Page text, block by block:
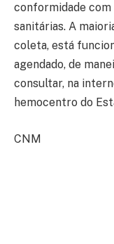
conformidade com
sanitárias. A
coleta, está
agendado, de
consultar, na
hemocentro do
CNM